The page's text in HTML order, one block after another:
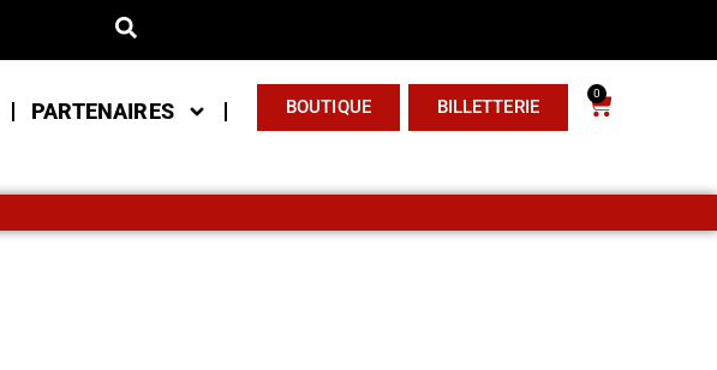
PARTENAIRES BOUTIQUE BILLETTERIE
0